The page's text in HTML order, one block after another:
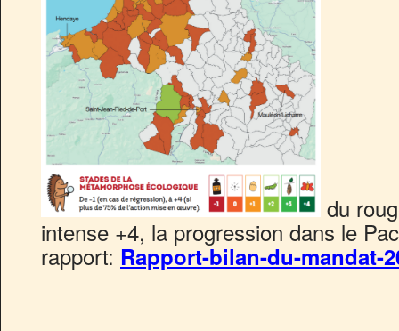
du
intense +4, la progression dans le
rapport: Rapport-bilan-du-mandat-